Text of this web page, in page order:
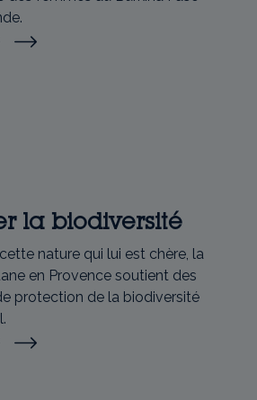
la biodiversité
nature qui lui est chère, la
en Provence soutient des
protection de la biodiversité